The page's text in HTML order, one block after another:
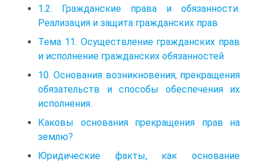
1.2. Гражданские права и обязанности.
Реализация и защита гражданских прав
Тема 11. Осуществление гражданских прав
и исполнение гражданских обязанностей
10. Основания возникновения, прекращения
обязательств и способы обеспечения их
исполнения.
Каковы основания прекращения прав на
землю?
Юридические факты, как основание